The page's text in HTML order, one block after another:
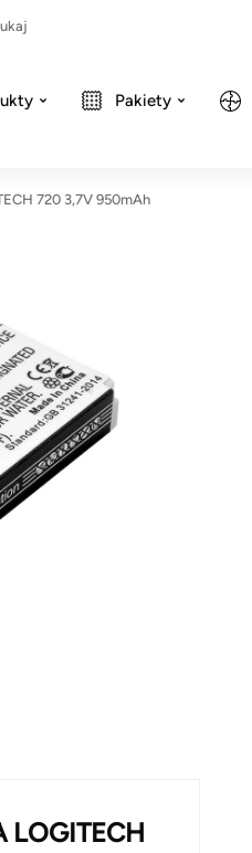
Pakiety
720 3,7V 950mAh
LOGITECH